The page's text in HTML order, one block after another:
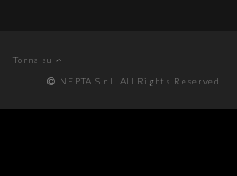
Torna su
NEPTA S.r.l. All Rights Reserved.